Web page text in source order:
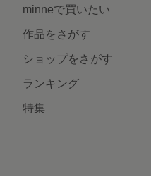
minneで買いたい
作品をさがす
ショップをさがす
ランキング
特集